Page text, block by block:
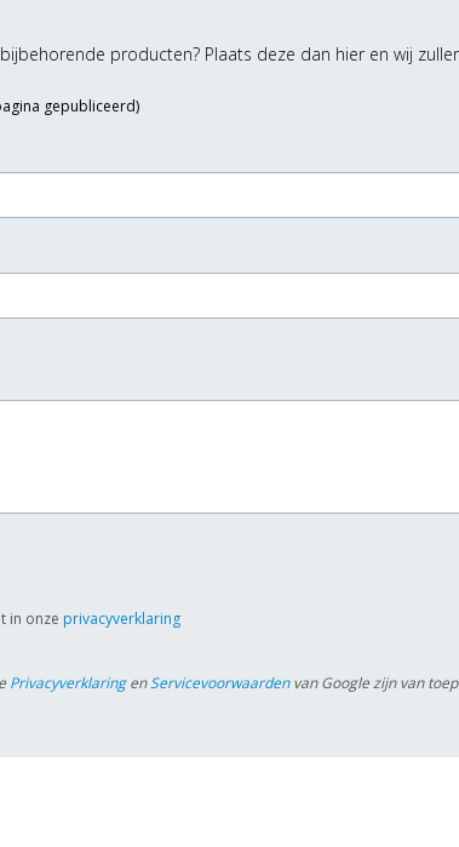
producten? Plaats deze dan hier en wij
gepubliceerd)
in onze privacyverklaring
PrivacyverklaringenServicevoorwaardenvan Google zijn van